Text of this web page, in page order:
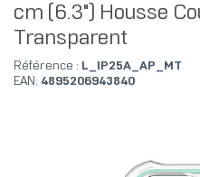
cm (6.3") Housse
Transparent
Référence : L_IP25A_AP_MT
EAN: 4895206943840